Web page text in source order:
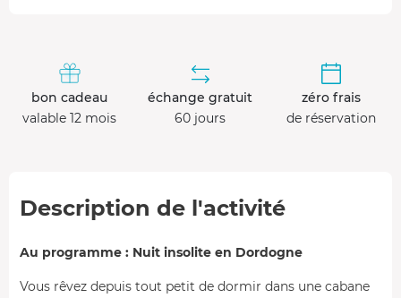
bon cadeau
valable 12 mois
échange gratuit
60 jours
zéro frais
de réservation
Description de l'activité
Au programme : Nuit insolite en Dordogne
Vous rêvez depuis tout petit de dormir dans une cabane